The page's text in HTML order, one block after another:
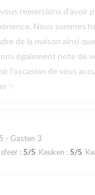
remercions d’avoir
Nous sommes
de la maison ainsi
également note de
l’occasion de vous
✨
- Gasten 3
: 5/5 Keuken : 5/5